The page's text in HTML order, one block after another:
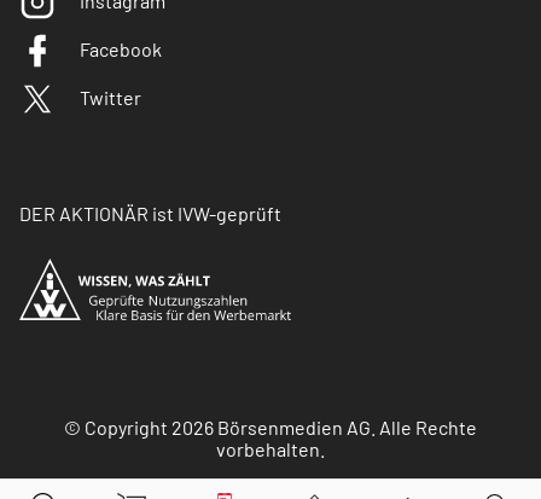
Facebook
Twitter
DER AKTIONÄR ist IVW-geprüft
© Copyright 2026 Börsenmedien AG. Alle Rechte
vorbehalten.